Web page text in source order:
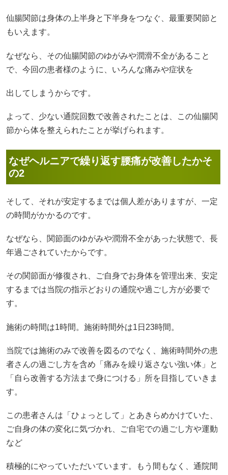
仙腸関節は身体の上半身と下半身をつなぐ、最重要関節と
もいえます。
なぜなら、その仙腸関節のゆがみや潤滑不全があること
で、今回の患者様のように、いろんな痛みや症状を
出してしまうからです。
よって、少ない通院回数で改善されたことは、この仙腸関
節から体を整えられたことが挙げられます。
なぜヘルニアで繰り返す腰痛が改善したかそ
の2
そして、それが安定するまでは個人差がありますが、一定
の時間がかかるのです。
なぜなら、関節面のゆがみや潤滑不全があった状態で、長
年過ごされていたからです。
その関節面が修復され、ご自身でお身体を管理出来、安定
するまでは当院の指示どおりの通院や過ごし方が必要で
す。
施術の時間は1時間。施術時間外は1日23時間。
当院では施術のみで改善を図るのでなく、施術時間外の患
者さんの過ごし方を含め「痛みを繰り返さない強い体」と
「自ら改善する方法まで身につける」所を目指していきま
す。
この患者さんは「ひょっとして」とあきらめかけていた、
ご自身の体の変化に気づかれ、ご自宅での過ごし方や運動
など
積極的にやっていただいています。もう間もなく、通院間